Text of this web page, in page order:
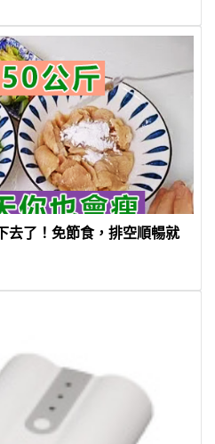
去了！免節食，排空順暢就